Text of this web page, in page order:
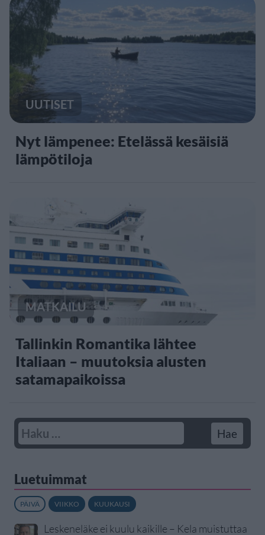
UUTISET
Nyt lämpenee: Etelässä kesäisiä
lämpötiloja
MATKAILU
Tallinkin Romantika lähtee
Italiaan – muutoksia alusten
satamapaikoissa
Luetuimmat
PÄIVÄ VIIKKO KUUKAUSI
Leskeneläke ei kuulu kaikille – Kela muistuttaa